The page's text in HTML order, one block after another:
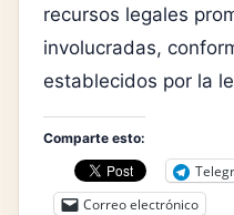
recursos legales
involucradas,
establecidos por la
Comparte esto:
Correo electrónico